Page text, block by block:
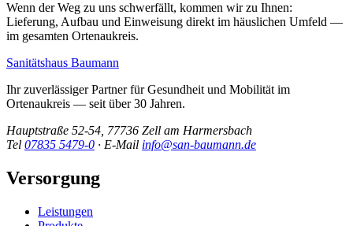
Wenn der Weg zu uns schwerfällt, kommen wir zu Ihnen:
Lieferung, Aufbau und Einweisung direkt im häuslichen Umfeld —
im gesamten Ortenaukreis.
Sanitätshaus Baumann
Ihr zuverlässiger Partner für Gesundheit und Mobilität im
Ortenaukreis — seit über 30 Jahren.
Hauptstraße 52-54, 77736 Zell am Harmersbach
Tel 07835 5479-0 · E-Mail info@san-baumann.de
Versorgung
Leistungen